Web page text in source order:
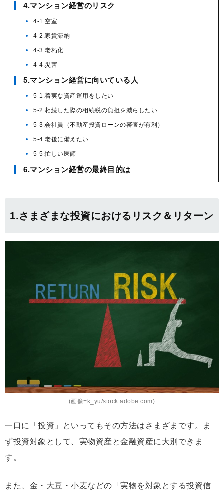
4.マンション経営のリスク
4-1.空室
4-2.家賃滞納
4-3.老朽化
4-4.災害
5.マンション経営に向いている人
5-1.着実な資産運用をしたい
5-2.相続した際の相続税の負担を減らしたい
5-3.会社員（不動産投資ローンの審査が有利）
5-4.老後に備えたい
5-5.忙しい医師
6.マンション経営の最終目的は
1.さまざまな投資におけるリスク＆リターン
(画像=k_yu/stock.adobe.com)
一口に「投資」といってもその方法はさまざまです。ま
ず投資対象として、実物資産と金融資産に大別できま
す。
また、金・大豆・小麦などの「実物を対象とする投資信